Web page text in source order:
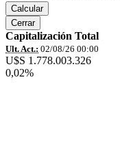
Calcular
Cerrar
Capitalización Total
Ult. Act.: 02/08/26 00:00
U$S 1.778.003.326
0,02%